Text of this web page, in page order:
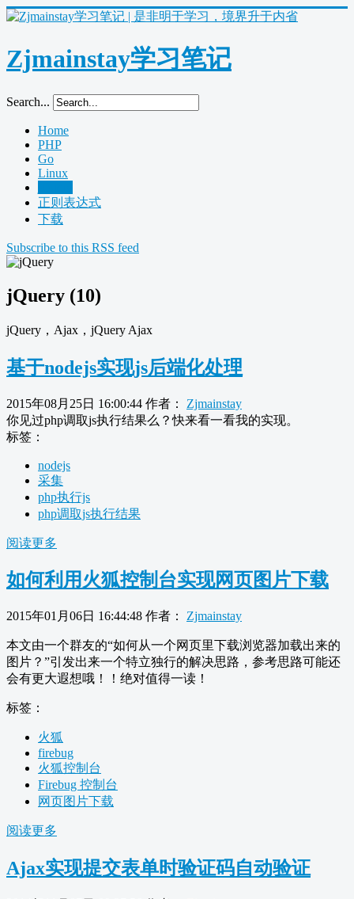
Zjmainstay学习笔记
Search...
Home
PHP
Go
Linux
正则表达式
下载
Subscribe to this RSS feed
jQuery (10)
jQuery，Ajax，jQuery Ajax
基于nodejs实现js后端化处理
2015年08月25日 16:00:44 作者： Zjmainstay
你见过php调取js执行结果么？快来看一看我的实现。
标签：
nodejs
采集
php执行js
php调取js执行结果
阅读更多
如何利用火狐控制台实现网页图片下载
2015年01月06日 16:44:48 作者： Zjmainstay
本文由一个群友的“如何从一个网页里下载浏览器加载出来的
图片？”引发出来一个特立独行的解决思路，参考思路可能还
会有更大遐想哦！！绝对值得一读！
标签：
火狐
firebug
火狐控制台
Firebug 控制台
网页图片下载
阅读更多
Ajax实现提交表单时验证码自动验证